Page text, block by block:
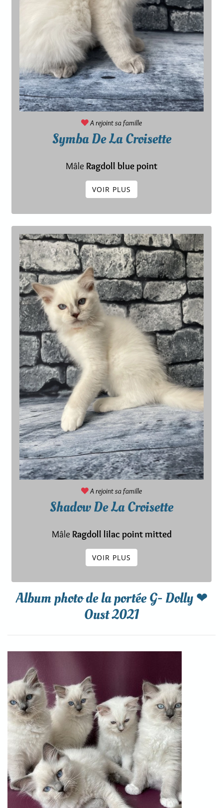
A rejoint sa famille
Symba De La Croisette
Mâle Ragdoll blue point
VOIR PLUS
A rejoint sa famille
Shadow De La Croisette
Mâle Ragdoll lilac point mitted
VOIR PLUS
Album photo de la portée G- Dolly ❤
Oust 2021